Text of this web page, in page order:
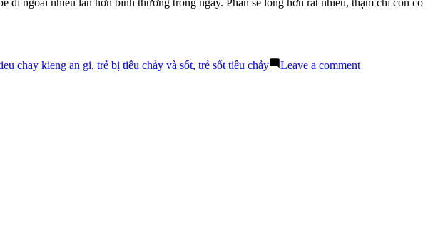
chay kieng an gi, trẻ bị tiêu chảy và sốt, trẻ sốt tiêu chảy Leave a commenton